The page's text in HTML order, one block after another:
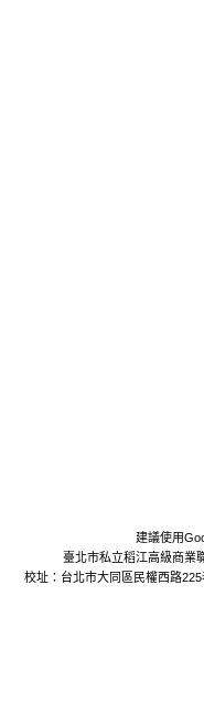
建議使用
臺北市私立稻江高級商業
校址：台北市大同區民權西路